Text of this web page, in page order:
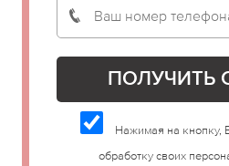
Нажимая на кнопку,
обработку своих